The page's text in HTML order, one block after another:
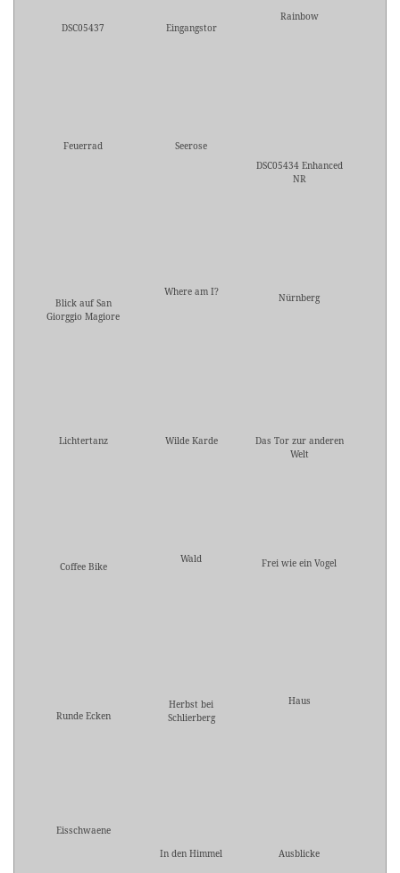
DSC05437 Eingangstor
Rainbow
Feuerrad
Seerose
DSC05434 Enhanced
NR
Blick auf San
Giorggio Magiore
Where am I? Nürnberg
Lichtertanz Wilde Karde
Das Tor zur anderen
Welt
Coffee Bike
Wald Frei wie ein Vogel
Runde Ecken
Herbst bei
Schlierberg
Haus
Eisschwaene
In den Himmel
Ausblicke